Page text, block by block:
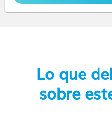
Lo que
sobre